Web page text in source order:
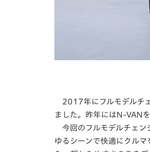
2017年にフルモデルチ
ました。昨年にはN-VAN
今回のフルモデルチェン
ゆるシーンで快適にクル